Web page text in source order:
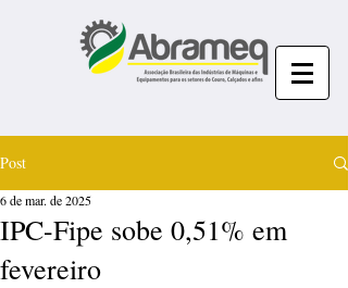
Post
IPC-Fipe sobe 0,51% em
fevereiro
6 de mar. de 2025